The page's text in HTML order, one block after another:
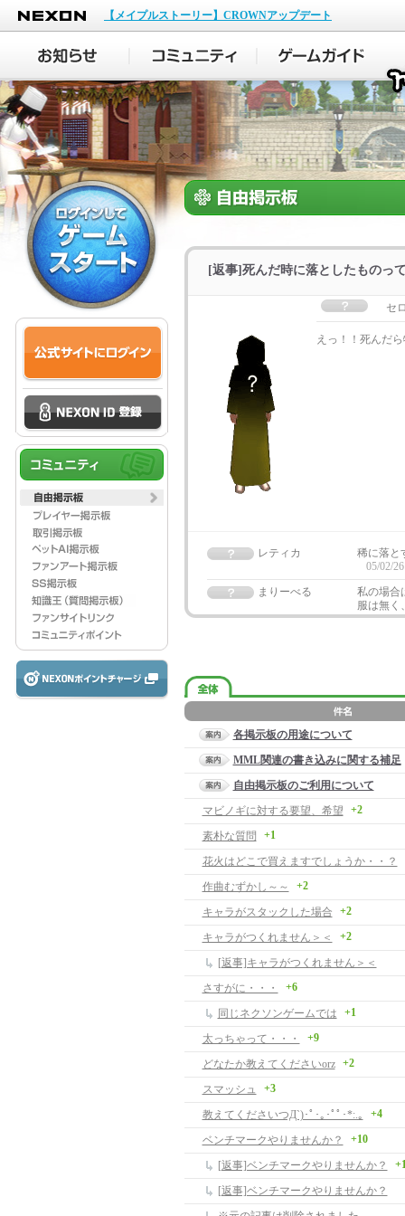
NEXON
【メイプルストーリー】CROWNアップデート
[返事]死んだ時に落としたものっ
セ
えっ！！死んだ
レティカ
稀に落と
05/02/
まりーべる
私の場合
服は無く
各掲示板の用途について
MML関連の書き込みに関する補足
自由掲示板のご利用について
マビノギに対する要望、希望
+2
素朴な質問 +1
花火はどこで買えますでしょうか・・？
作曲むずかし～～ +2
キャラがスタックした場合 +2
キャラがつくれません＞＜ +2
[返事]キャラがつくれません＞＜
さすがに・・・
+6
同じネクソンゲームでは +1
太っちゃって・・・ +9
どなたか教えてくださいorz +2
スマッシュ +3
教えてくださいつД`)･ﾟ･｡･ﾟﾟ･*:.｡ +4
ベンチマークやりませんか？ +10
[返事]ベンチマークやりませんか？
[返事]ベンチマークやりませんか？